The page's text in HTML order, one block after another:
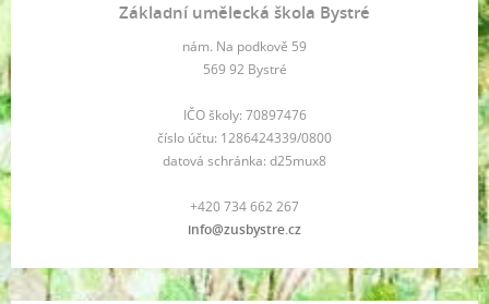
Základní umělecká škola Bystré
nám. Na podkově 59
569 92 Bystré
IČO školy: 70897476
číslo účtu: 1286424339/0800
datová schránka: d25mux8
+420 734 662 267
info@zusbystre.cz